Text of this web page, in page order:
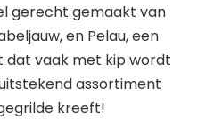
gerecht gemaakt van
en Pelau, een
dat vaak met kip wordt
assortiment
kreeft!